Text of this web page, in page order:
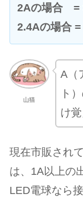
2Aの場合 =
2.4Aの場合
山猫
A（
ト
け
現在市販され
は、1A以上の
LED電球なら